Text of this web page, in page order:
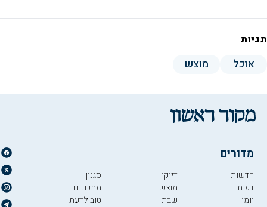
תגיות
אוכל מוצש
מדורים
חדשות
דעות
יומן
דיוקן
מוצש
שבת
סגנון
מתכונים
טוב לדעת